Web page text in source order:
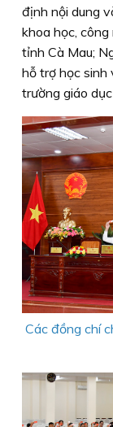
định nội dung
khoa học,
tỉnh Cà Mau;
hỗ trợ học sinh
trường giáo
Các đồng chí